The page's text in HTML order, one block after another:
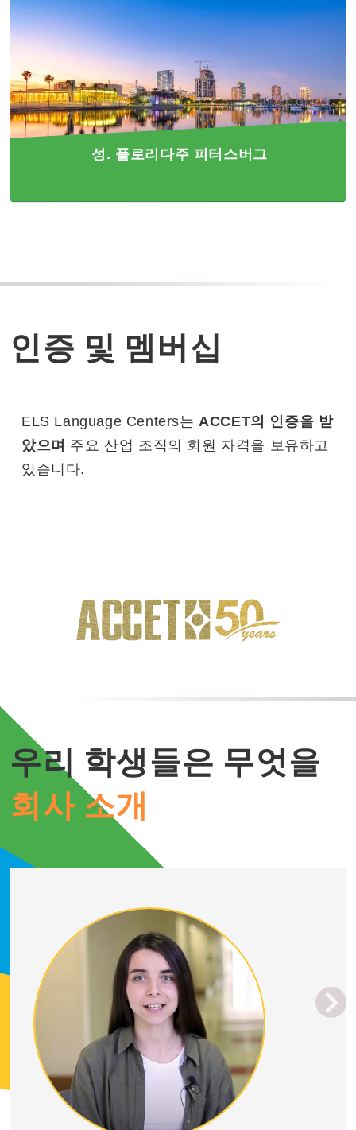
성. 플로리다주 피터스버그
인증 및 멤버십
ELS Language Centers는 ACCET의 인증을 받
았으며 주요 산업 조직의 회원 자격을 보유하고
있습니다.
우리 학생들은 무엇을
회사 소개